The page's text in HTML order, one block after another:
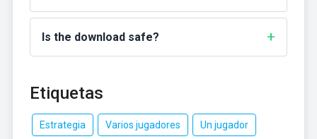
Is the download safe?
Etiquetas
Estrategia Varios jugadores Un jugador